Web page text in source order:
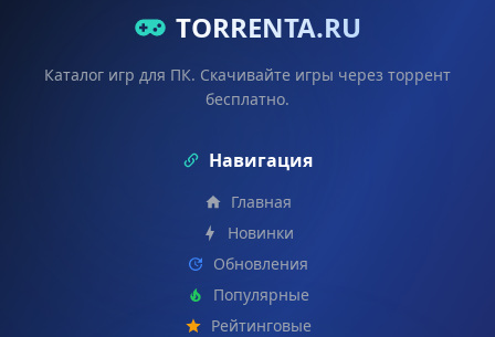
TORRENTA.RU
Каталог игр для ПК. Скачивайте игры через торрент
бесплатно.
Навигация
Главная
Новинки
Обновления
Популярные
Рейтинговые